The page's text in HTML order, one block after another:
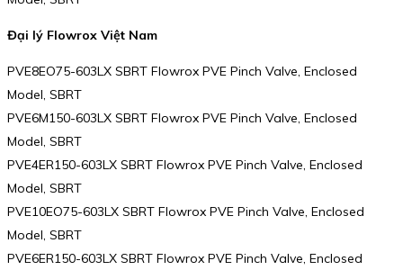
Đại lý Flowrox Việt Nam
PVE8EO75-603LX SBRT Flowrox PVE Pinch Valve, Enclosed
Model, SBRT
PVE6M150-603LX SBRT Flowrox PVE Pinch Valve, Enclosed
Model, SBRT
PVE4ER150-603LX SBRT Flowrox PVE Pinch Valve, Enclosed
Model, SBRT
PVE10EO75-603LX SBRT Flowrox PVE Pinch Valve, Enclosed
Model, SBRT
PVE6ER150-603LX SBRT Flowrox PVE Pinch Valve, Enclosed